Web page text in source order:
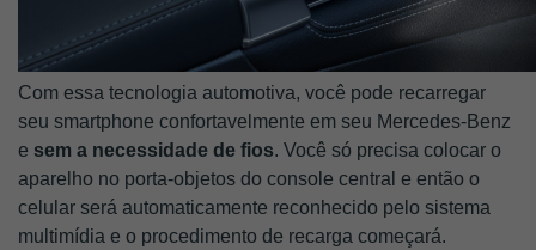
Com essa tecnologia automotiva, você pode recarregar
seu smartphone confortavelmente em seu Mercedes-Benz
e sem a necessidade de fios. Você só precisa colocar o
aparelho no porta-objetos do console central e então o
celular será automaticamente reconhecido pelo sistema
multimídia e o procedimento de recarga começará.